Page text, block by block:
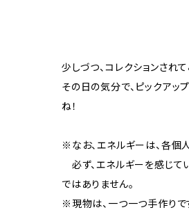
少しづつ、コレクションされ
その日の気分で、ピックアッ
ね！
※なお、エネルギーは、各個
必ず、エネルギーを感じて
ではありません。
※現物は、一つ一つ手作りで